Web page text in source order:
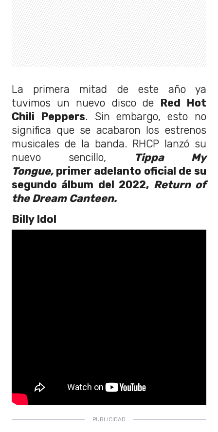
La primera mitad de este año ya
tuvimos un nuevo disco de Red Hot
Chili Peppers. Sin embargo, esto no
significa que se acabaron los estrenos
musicales de la banda. RHCP lanzó su
nuevo sencillo,
Tippa My
Tongue, primer adelanto oficial de su
segundo álbum del 2022, Return of
the Dream Canteen.
Billy Idol